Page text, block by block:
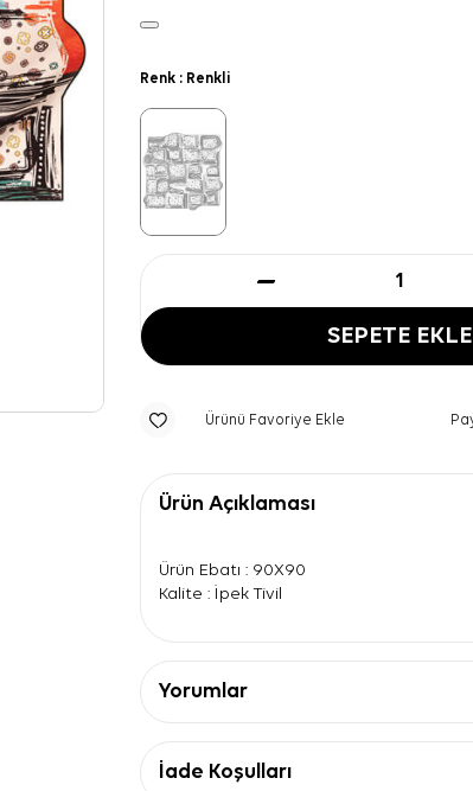
Renk : Renkli
SEPETE EKLE
Ürünü Favoriye Ekle
Ürün Açıklaması
Ürün Ebatı : 90X90
Kalite : İpek Tivil
Yorumlar
İade Koşulları